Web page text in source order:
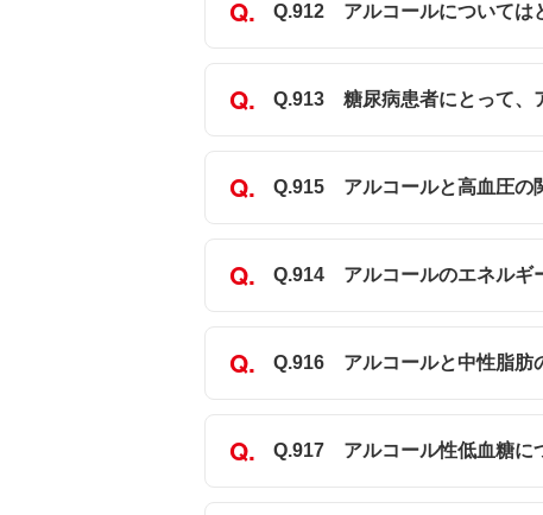
Q.912 アルコールについては
Q.913 糖尿病患者にとって、
Q.915 アルコールと高血圧の
Q.914 アルコールのエネルギ
Q.916 アルコールと中性脂肪
Q.917 アルコール性低血糖に